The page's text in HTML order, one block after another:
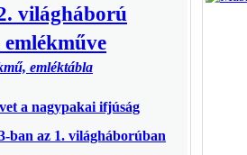
világháború
emlékműve
emléktábla
a nagypakai ifjúság
ban az 1. világháborúban